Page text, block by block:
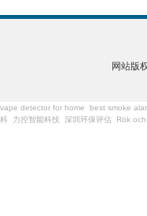
网站版
vape detector for home best smoke
科
力控智能科技 深圳环保评估 Rök